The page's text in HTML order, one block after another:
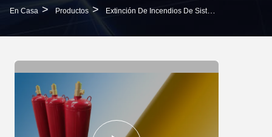
En Casa > Productos > Extinción De Incendios De Sistema FM200